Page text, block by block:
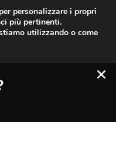
personalizzare i propri
più pertinenti.
utilizzando o come